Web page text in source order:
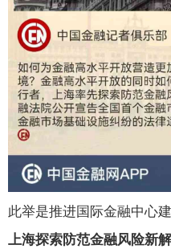
此举是推进国际金融中心
上海探索防范金融风险新